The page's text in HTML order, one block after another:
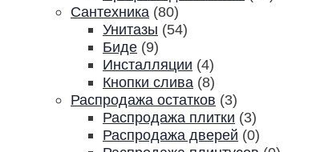
Сантехника (80)
Унитазы (54)
Биде (9)
Инсталляции (4)
Кнопки слива (8)
Распродажа остатков (3)
Распродажа плитки (3)
Распродажа дверей (0)